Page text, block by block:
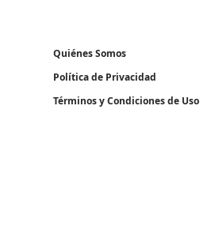
Quiénes Somos
Política de Privacidad
Términos y Condiciones de Uso